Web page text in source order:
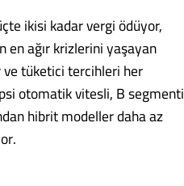
ikisi kadar vergi ödüyor,
en ağır krizlerini yaşayan
ve tüketici tercihleri her
otomatik vitesli, B segmenti
hibrit modeller daha az